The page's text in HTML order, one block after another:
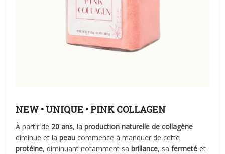
NEW • UNIQUE • PINK COLLAGEN
À partir de 20 ans, laproduction naturelle de collagène
diminue et lapeau commence à manquer de cette
protéine, diminuant notamment sabrillance, safermeté et